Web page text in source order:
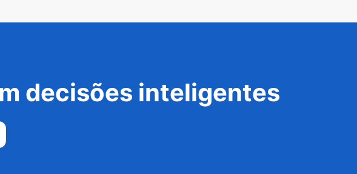
decisões inteligentes